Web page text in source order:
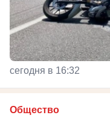
сегодня в 16:32
Общество